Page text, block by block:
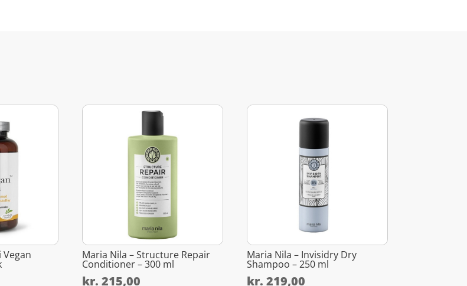
Maria Nila – Structure Repair
Conditioner – 300 ml
kr. 215,00
Maria Nila – Invisidry Dry
Shampoo – 250 ml
kr. 219,00